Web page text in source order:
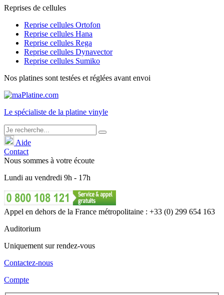
Reprises de cellules
Reprise cellules Ortofon
Reprise cellules Hana
Reprise cellules Rega
Reprise cellules Dynavector
Reprise cellules Sumiko
Nos platines sont testées et réglées avant envoi
Le spécialiste de la platine vinyle
Aide
Contact
Nous sommes à votre écoute
Lundi au vendredi 9h - 17h
Appel en dehors de la France métropolitaine : +33 (0) 299 654 163
Auditorium
Uniquement sur rendez-vous
Contactez-nous
Compte